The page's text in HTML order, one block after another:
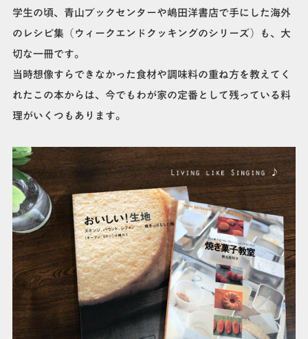
学生の頃、青山ブックセンターや嶋田洋書店で手にした海外
のレシピ集（ウィークエンドクッキングのシリーズ）も、大
切な一冊です。
当時想像すらできなかった食材や調味料の重ね方を教えてく
れたこの本からは、今でもわが家の定番として残っている料
理がいくつもあります。